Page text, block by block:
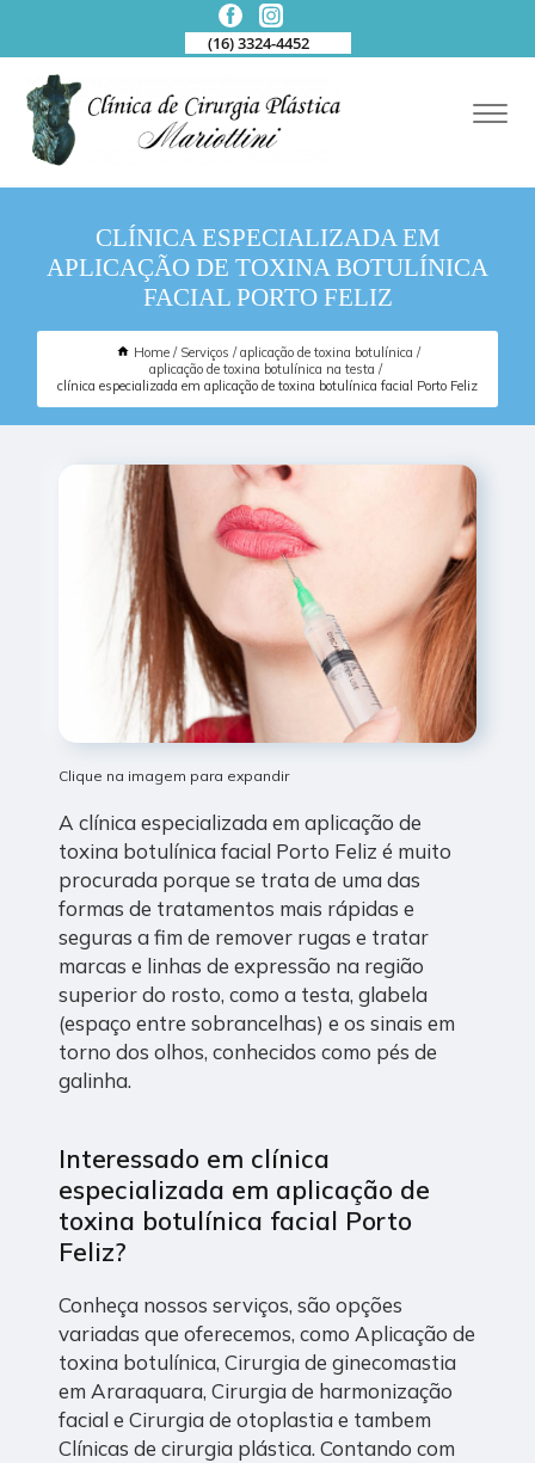
(16) 3324-4452
CLÍNICA ESPECIALIZADA EM
APLICAÇÃO DE TOXINA BOTULÍNICA
FACIAL PORTO FELIZ
Home Serviços
aplicação de toxina botulínica
aplicação de toxina botulínica na testa
clínica especializada em aplicação de toxina botulínica facial Porto Feliz
Clique na imagem para expandir
A clínica especializada em aplicação de
toxina botulínica facial Porto Feliz é muito
procurada porque se trata de uma das
formas de tratamentos mais rápidas e
seguras a fim de remover rugas e tratar
marcas e linhas de expressão na região
superior do rosto, como a testa, glabela
(espaço entre sobrancelhas) e os sinais em
torno dos olhos, conhecidos como pés de
galinha.
Interessado em clínica
especializada em aplicação de
toxina botulínica facial Porto
Feliz?
Conheça nossos serviços, são opções
variadas que oferecemos, como Aplicação de
toxina botulínica, Cirurgia de ginecomastia
em Araraquara, Cirurgia de harmonização
facial e Cirurgia de otoplastia e tambem
Clínicas de cirurgia plástica. Contando com